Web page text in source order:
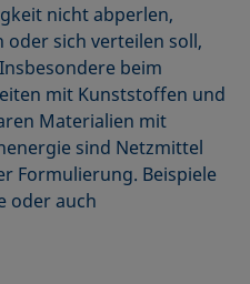
nicht abperlen,
sich verteilen soll,
beim
mit Kunststoffen und
Materialien mit
sind Netzmittel
Formulierung. Beispiele
oder auch